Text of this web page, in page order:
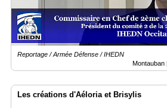
Prémium
Inscription
annuaire
pro
Accès
Reportage / Armée Défense / IHEDN
Montauban |
Les créations d'Aéloria et Brisylis